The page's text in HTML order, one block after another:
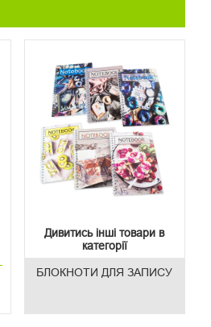
Дивитись інші товари в
категорії
БЛОКНОТИ ДЛЯ ЗАПИСУ